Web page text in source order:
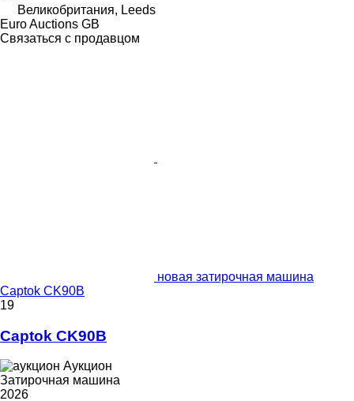
Великобритания, Leeds
Euro Auctions GB
Связаться с продавцом
новая затирочная машина
Captok CK90B
19
Captok CK90B
Аукцион
Затирочная машина
2026